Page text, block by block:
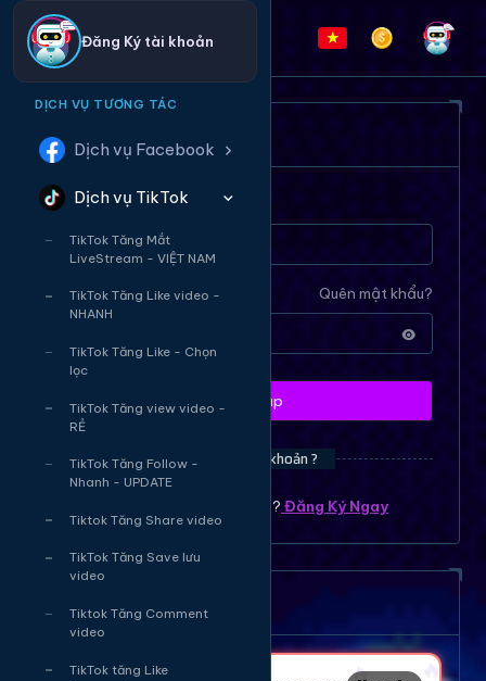
Đăng Ký tài khoản
DỊCH VỤ TƯƠNG TÁC
Dịch vụ Facebook
Dịch vụ TikTok
TikTok Tăng Mắt
LiveStream - VIỆT NAM
TikTok Tăng Like video -
NHANH
TikTok Tăng Like - Chọn
lọc
TikTok Tăng view video -
RẺ
TikTok Tăng Follow -
Nhanh - UPDATE
Tiktok Tăng Share video
TikTok Tăng Save lưu
video
Tiktok Tăng Comment
video
TikTok tăng Like
ĐĂNG NHẬP HỆ THỐNG
Tên tài khoản
Quên mật khẩu?
Mật khẩu
Đăng nhập
Bạn chưa có tài khoản ?
Bạn chưa có tài khoản ? ? Đăng Ký Ngay
❤️
🔥
🔥 ❤️